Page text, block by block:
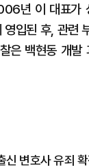
년 이 대표가
영입된 후, 관
은 백현동 개
신 변호사 유죄